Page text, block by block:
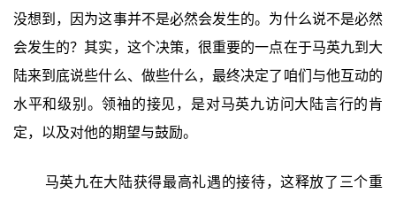
没想到，因为这事并不是必然会发生的。为什么说不是必然
会发生的？其实，这个决策，很重要的一点在于马英九到大
陆来到底说些什么、做些什么，最终决定了咱们与他互动的
水平和级别。领袖的接见，是对马英九访问大陆言行的肯
定，以及对他的期望与鼓励。
马英九在大陆获得最高礼遇的接待，这释放了三个重